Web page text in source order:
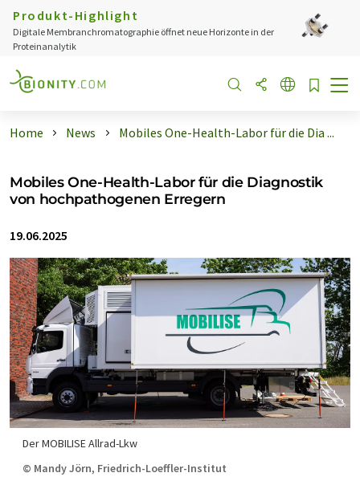
Produkt-Highlight
Digitale Membranchromatographie öffnet neue Horizonte in der
Proteinanalytik
Home News Mobiles One-Health-Labor für die Dia ...
Mobiles One-Health-Labor für die Diagnostik
von hochpathogenen Erregern
19.06.2025
Der MOBILISE Allrad-Lkw
© Mandy Jörn, Friedrich-Loeffler-Institut